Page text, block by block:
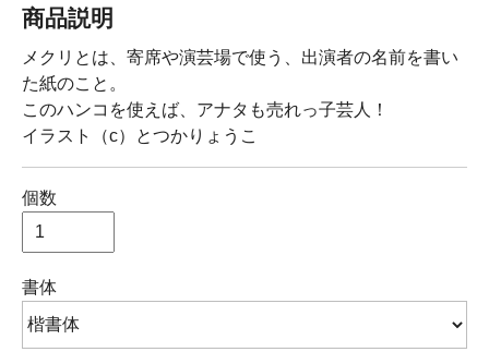
商品説明
メクリとは、寄席や演芸場で使う、出演者の名前を書い
た紙のこと。
このハンコを使えば、アナタも売れっ子芸人！
イラスト（c）とつかりょうこ
個数
書体